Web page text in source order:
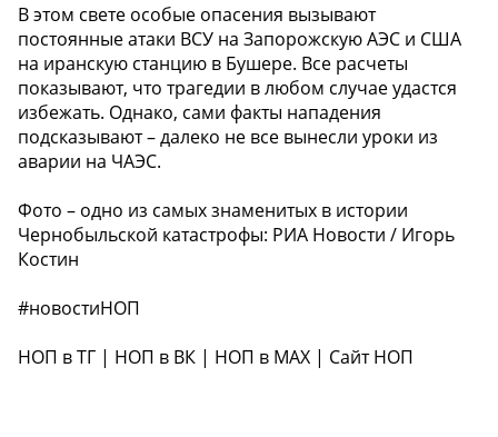
️В этом свете особые опасения вызывают
постоянные атаки ВСУ на Запорожскую АЭС и США
на иранскую станцию в Бушере. Все расчеты
показывают, что трагедии в любом случае удастся
избежать. Однако, сами факты нападения
подсказывают – далеко не все вынесли уроки из
аварии на ЧАЭС.
Фото – одно из самых знаменитых в истории
Чернобыльской катастрофы: РИА Новости / Игорь
Костин
#новостиНОП
НОП в ТГ | НОП в ВК | НОП в МАХ | Сайт НОП